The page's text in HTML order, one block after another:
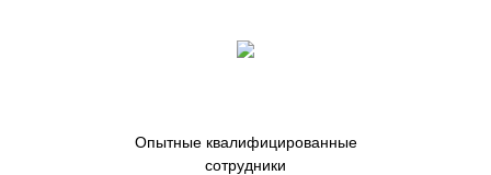
Опытные квалифицированные
сотрудники